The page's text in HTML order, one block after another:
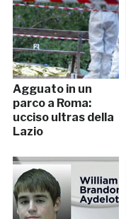
Agguato in un
parco a Roma:
ucciso ultras della
Lazio